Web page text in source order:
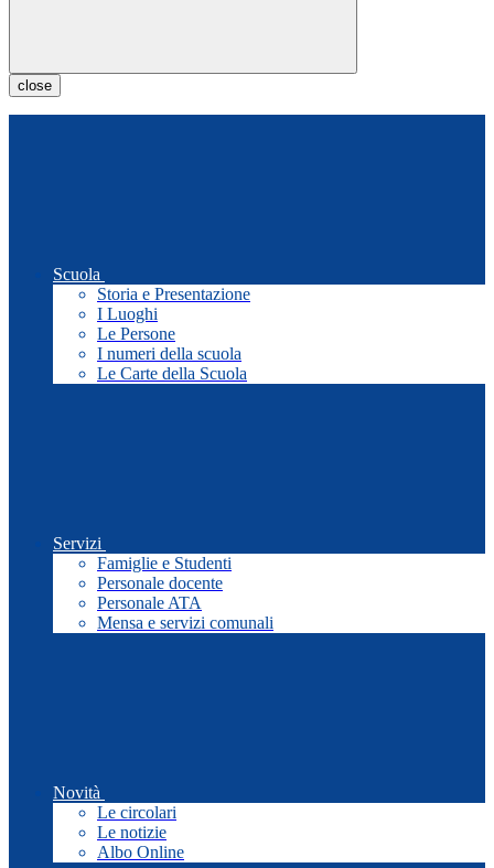
close
Scuola
Storia e Presentazione
I Luoghi
Le Persone
I numeri della scuola
Le Carte della Scuola
Servizi
Famiglie e Studenti
Personale docente
Personale ATA
Mensa e servizi comunali
Novità
Le circolari
Le notizie
Albo Online